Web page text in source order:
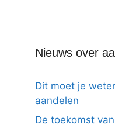
Nieuws over
Dit moet je
aandelen
De toekomst